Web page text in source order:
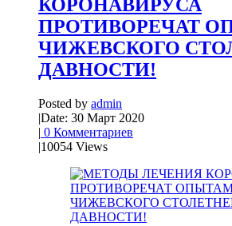
КОРОНАВИРУСА
ПРОТИВОРЕЧАТ
ЧИЖЕВСКОГО
ДАВНОСТИ!
Posted by admin
|Date: 30 Март 2020
| 0 Комментариев
|10054 Views